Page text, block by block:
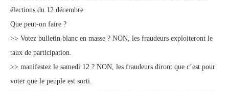
élections du 12 décembre
Que peut-on faire ?
>> Votez bulletin blanc en masse ? NON, les fraudeurs exploiteront le
taux de participation.
>> manifestez le samedi 12 ? NON, les fraudeurs diront que c’est pour
voter que le peuple est sorti.